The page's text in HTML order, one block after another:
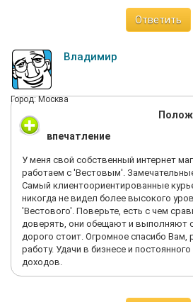
Ответить
Владимир
Город: Москва
впечатление
У меня свой собственный интернет
работаем с 'Вестовым'.
Самый клиентоориентированные
никогда не видел более высокого
'Вестового'. Поверьте, есть с чем
доверять, они обещают и выполняют
дорого стоит. Огромное спасибо Вам,
работу. Удачи в бизнесе и
доходов.